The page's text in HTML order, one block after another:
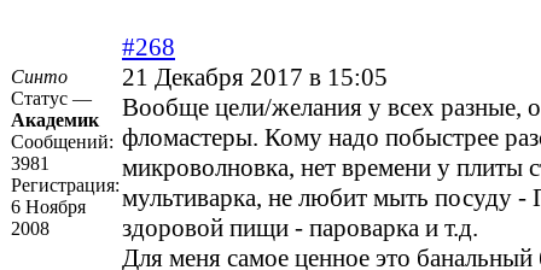
Синто
Статус —
Академик
Сообщений:
3981
Регистрация:
6 Ноября
2008
#268
21 Декабря 2017 в 15:05
Вообще цели/желания у всех разные,
фломастеры. Кому надо побыстрее
микроволновка, нет времени у плиты
мультиварка, не любит мыть посуду
здоровой пищи - пароварка и т.д.
Для меня самое ценное это банальный